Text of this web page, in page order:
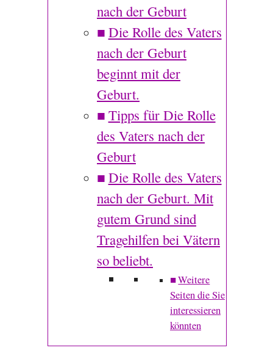
nach der Geburt
Die Rolle des Vaters
nach der Geburt
beginnt mit der
Geburt.
Tipps für Die Rolle
des Vaters nach der
Geburt
Die Rolle des Vaters
nach der Geburt. Mit
gutem Grund sind
Tragehilfen bei Vätern
so beliebt.
Weitere
Seiten die Sie
interessieren
könnten